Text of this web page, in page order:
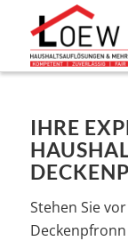
IHRE
Stehen Sie